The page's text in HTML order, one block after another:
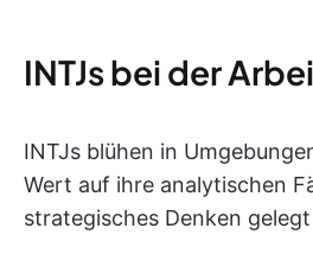
INTJs bei der
INTJs blühen in
Wert auf ihre analytischen
strategisches Denken